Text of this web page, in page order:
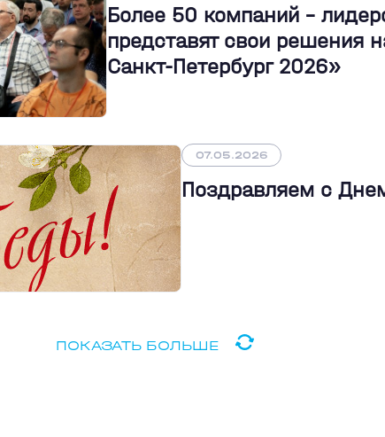
Более 50 компаний -
представят свои решения
Санкт-Петербург 2026»
07.05.2026
Поздравляем с
ПОКАЗАТЬ БОЛЬШЕ